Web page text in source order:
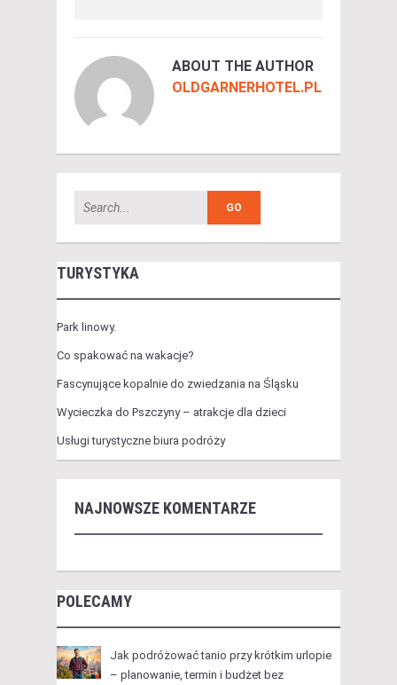
ABOUT THE AUTHOR
OLDGARNERHOTEL.PL
TURYSTYKA
Park linowy.
Co spakować na wakacje?
Fascynujące kopalnie do zwiedzania na Śląsku
Wycieczka do Pszczyny – atrakcje dla dzieci
Usługi turystyczne biura podróży
NAJNOWSZE KOMENTARZE
POLECAMY
Jak podróżować tanio przy krótkim urlopie
– planowanie, termin i budżet bez